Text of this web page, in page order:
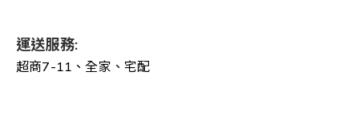
運送服務:
超商7-11、全家、宅配